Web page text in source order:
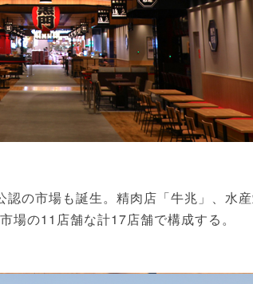
の市場も誕生。精肉店「牛兆」、水
場の11店舗な計17店舗で構成する。